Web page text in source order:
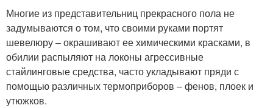
Многие из представительниц прекрасного пола не
задумываются о том, что своими руками портят
шевелюру – окрашивают ее химическими красками, в
обилии распыляют на локоны агрессивные
стайлинговые средства, часто укладывают пряди с
помощью различных термоприборов – фенов, плоек и
утюжков.